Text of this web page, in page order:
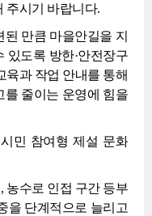
주시기 바랍니다.
만큼 마을안길을 지
있도록 방한·안전장구
육과 작업 안내를 통해
를 줄이는 운영에 힘을
민 참여형 제설 문화
농수로 인접 구간 등부
을 단계적으로 늘리고